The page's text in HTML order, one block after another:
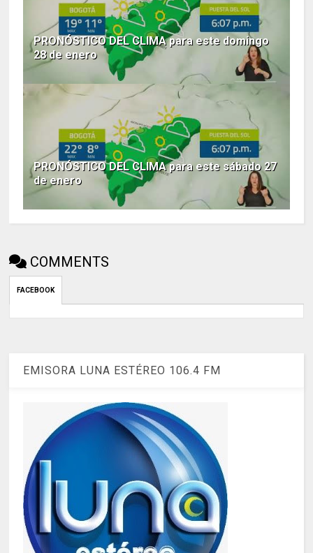
PRONÓSTICO DEL CLIMA para este domingo
28 de enero
PRONÓSTICO DEL CLIMA para este sábado 27
de enero
COMMENTS
FACEBOOK
EMISORA LUNA ESTÉREO 106.4 FM